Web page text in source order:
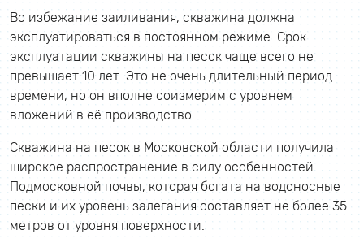
Во избежание заиливания, скважина должна
эксплуатироваться в постоянном режиме. Срок
эксплуатации скважины на песок чаще всего не
превышает 10 лет. Это не очень длительный период
времени, но он вполне соизмерим с уровнем
вложений в её производство.
Скважина на песок в Московской области получила
широкое распространение в силу особенностей
Подмосковной почвы, которая богата на водоносные
пески и их уровень залегания составляет не более 35
метров от уровня поверхности.